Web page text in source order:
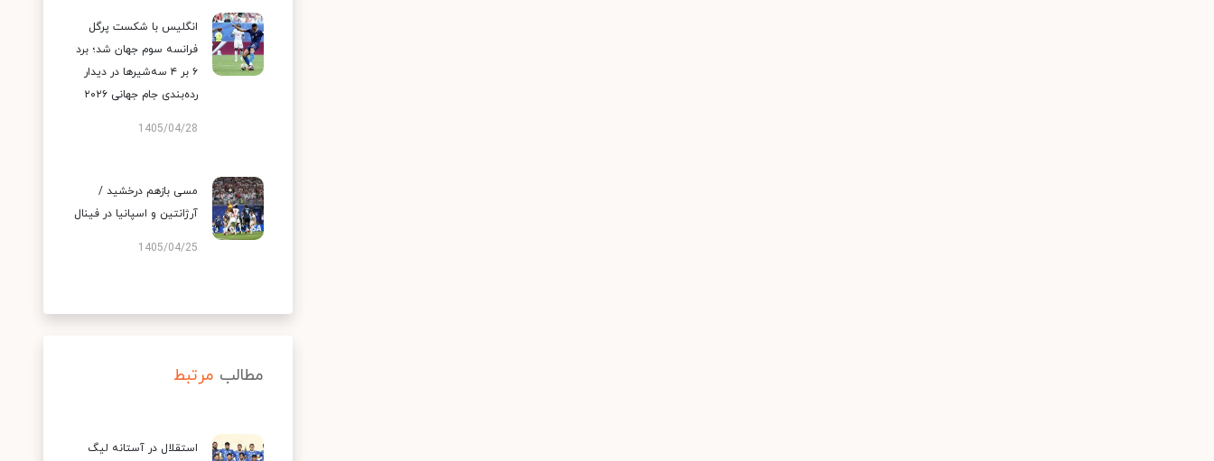
انگلیس با شکست پرگل
فرانسه سوم جهان شد؛ برد
۶ بر ۴ سه‌شیرها در دیدار
رده‌بندی جام جهانی ۲۰۲۶
1405/04/28
مسی بازهم درخشید /
آرژانتین و اسپانیا در فینال
1405/04/25
مطالب مرتبط
استقلال در آستانه لیگ